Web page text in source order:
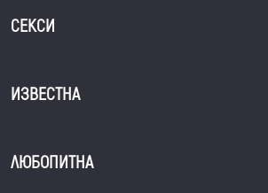
СЕКСИ
ИЗВЕСТНА
ЛЮБОПИТНА